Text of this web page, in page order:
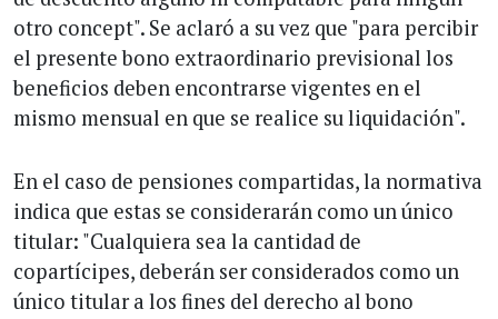
otro concept". Se aclaró a su vez que "para percibir
el presente bono extraordinario previsional los
beneficios deben encontrarse vigentes en el
mismo mensual en que se realice su liquidación".
En el caso de pensiones compartidas, la normativa
indica que estas se considerarán como un único
titular: "Cualquiera sea la cantidad de
copartícipes, deberán ser considerados como un
único titular a los fines del derecho al bono